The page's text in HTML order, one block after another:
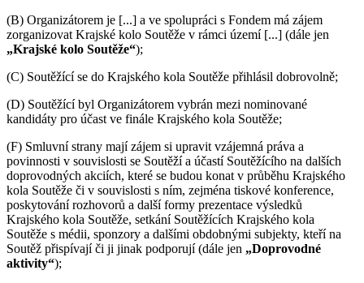
(B) Organizátorem je [...] a ve spolupráci s Fondem má zájem
zorganizovat Krajské kolo Soutěže v rámci území [...] (dále jen
„Krajské kolo Soutěže“);
(C) Soutěžící se do Krajského kola Soutěže přihlásil dobrovolně;
(D) Soutěžící byl Organizátorem vybrán mezi nominované
kandidáty pro účast ve finále Krajského kola Soutěže;
(F) Smluvní strany mají zájem si upravit vzájemná práva a
povinnosti v souvislosti se Soutěží a účastí Soutěžícího na dalších
doprovodných akciích, které se budou konat v průběhu Krajského
kola Soutěže či v souvislosti s ním, zejména tiskové konference,
poskytování rozhovorů a další formy prezentace výsledků
Krajského kola Soutěže, setkání Soutěžících Krajského kola
Soutěže s médii, sponzory a dalšími obdobnými subjekty, kteří na
Soutěž přispívají či ji jinak podporují (dále jen „Doprovodné
aktivity“);